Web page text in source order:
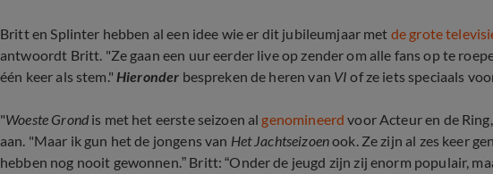
Britt en Splinter hebben al een idee wie er dit jubileumjaar met de grote
antwoordt Britt. "Ze gaan een uur eerder live op zender om alle fans op te
één keer als stem."Hieronder bespreken de heren van VIof ze iets speciaals
"Woeste Grondis met het eerste seizoen al genomineerdvoor Acteur en de
aan. "Maar ik gun het de jongens van Het Jachtseizoenook. Ze zijn al zes keer
hebben nog nooit gewonnen.” Britt: “Onder de jeugd zijn zij enorm populair,